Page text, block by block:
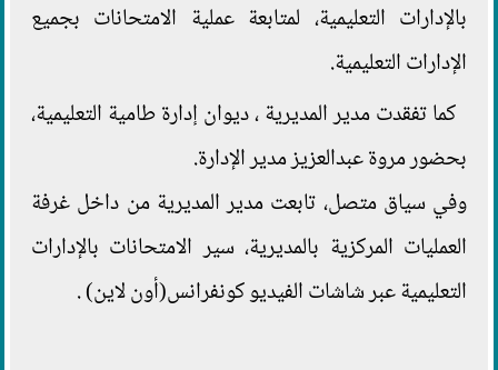
بالإدارات التعليمية، لمتابعة عملية الامتحانات بجميع
الإدارات التعليمية.
كما تفقدت مدير المديرية ، ديوان إدارة طامية التعليمية،
بحضور مروة عبدالعزيز مدير الإدارة.
وفي سياق متصل، تابعت مدير المديرية من داخل غرفة
العمليات المركزية بالمديرية، سير الامتحانات بالإدارات
التعليمية عبر شاشات الفيديو كونفرانس(أون لاين) .